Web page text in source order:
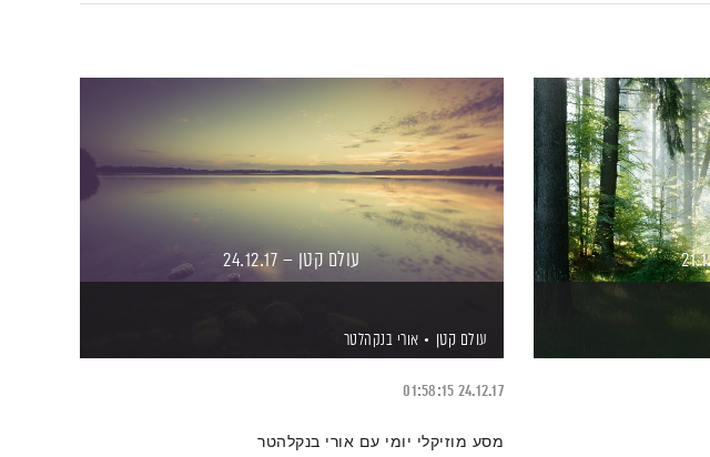
עולם קטן – 24.12.17
עולם קטן אורי בנקהלטר
24.12.17
01:58:15
מסע מוזיקלי יומי עם אורי בנקלהטר